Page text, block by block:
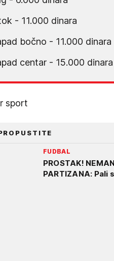
- 11.000 dinara
bočno - 11.000 dinara
centar - 15.000 dinara
sport
FUDBAL
PROSTAK!
PARTIZANA: Pali